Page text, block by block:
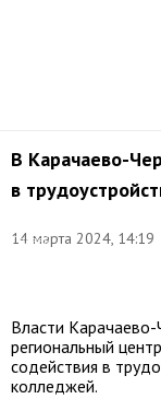
В Карачаево-
в
14 марта 2024, 14:19
Сергей
Власти
региональный
содействия в
колледжей.